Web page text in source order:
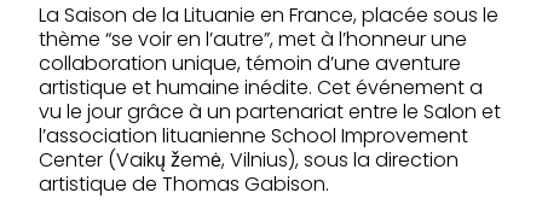
La Saison de la Lituanie en France, placée sous le
thème “se voir en l’autre”, met à l’honneur une
collaboration unique, témoin d’une aventure
artistique et humaine inédite. Cet événement a
vu le jour grâce à un partenariat entre le Salon et
l’association lituanienne School Improvement
Center (Vaikų žemė, Vilnius), sous la direction
artistique de Thomas Gabison.